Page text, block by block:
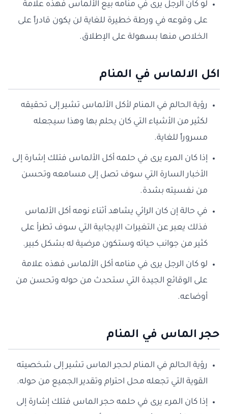
لو كان الرجل يرى في منامه بيع الألماس فهذه علامة
على وقوعه في ورطة خطيرة للغاية لن يكون قادراً على
الخلاص منها بسهولة على الإطلاق.
اكل الالماس في المنام
رؤية الحالم في المنام لأكل الألماس تشير إلى تحقيقه
لكثير من الأشياء التي كان يحلم بها وهذا سيجعله
مسروراً للغاية.
إذا كان المرء يرى في حلمه أكل الألماس فتلك إشارة إلى
الأخبار السارة التي سوف تصل إلى مسامعه وتحسن
من نفسيته بشدة.
في حالة إن كان الرائي يشاهد أثناء نومه أكل الألماس
فذلك يعبر عن التغيرات الإيجابية التي سوف تطرأ على
كثير من جوانب حياته وستكون مرضية له بشكل كبير.
لو كان الرجل يرى في منامه أكل الألماس فهذه علامة
على الوقائع الجيدة التي ستحدث من حوله وتحسن من
أوضاعه.
حجر الماس في المنام
رؤية الحالم في المنام لحجر الماس تشير إلى شخصيته
القوية التي تجعله محل احترام وتقدير الجميع من حوله.
إذا كان المرء يرى في حلمه حجر الماس فتلك إشارة إلى